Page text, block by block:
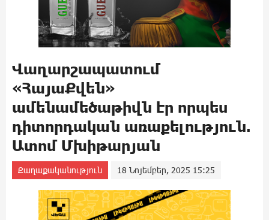
Վաղարշապատում
«ՀայաՔվեն»
ամենամեծաթիվն էր որպես
դիտորդական առաքելություն.
Ատոմ Մխիթարյան
Քաղաքականություն 18 Նոյեմբեր, 2025 15:25